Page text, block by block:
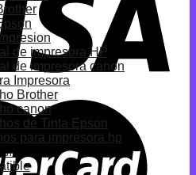
de impresora HP
de impresora canon
Impresora
Brother
canon
de Tinta Epson
para impresora hp